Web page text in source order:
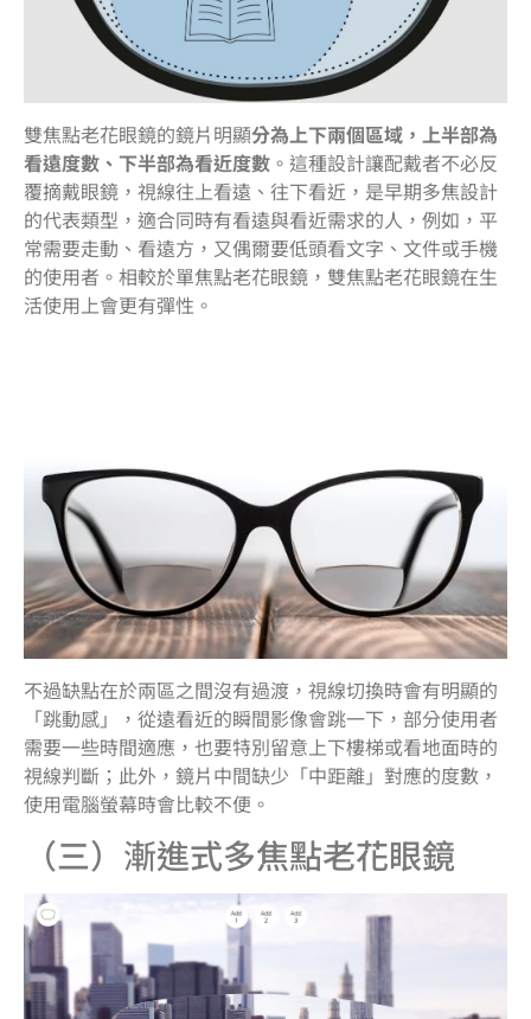
雙焦點老花眼鏡的鏡片明顯分為上下兩個區域，上半部為
看遠度數、下半部為看近度數 。這種設計讓配戴者不必反
覆摘戴眼鏡，視線往上看遠、往下看近，是早期多焦設計
的代表類型，適合同時有看遠與看近需求的人，例如，平
常需要走動、看遠方，又偶爾要低頭看文字、文件或手機
的使用者。相較於單焦點老花眼鏡，雙焦點老花眼鏡在生
活使用上會更有彈性。
不過缺點在於兩區之間沒有過渡，視線切換時會有明顯的
「跳動感」，從遠看近的瞬間影像會跳一下，部分使用者
需要一些時間適應，也要特別留意上下樓梯或看地面時的
視線判斷；此外，鏡片中間缺少「中距離」對應的度數，
使用電腦螢幕時會比較不便。
（三）漸進式多焦點老花眼鏡